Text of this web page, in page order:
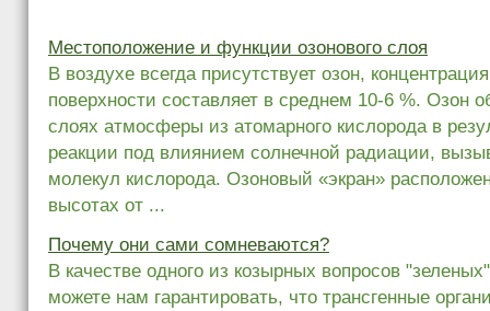
Местоположение и функции озонового слоя
В воздухе всегда присутствует озон,
поверхности составляет в среднем 10-6 %. Озон
слоях атмосферы из атомарного кислорода в
реакции под влиянием солнечной радиации,
молекул кислорода. Озоновый «экран»
высотах от ...
Почему они сами сомневаются?
В качестве одного из козырных вопросов
можете нам гарантировать, что трансгенные